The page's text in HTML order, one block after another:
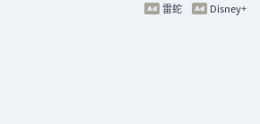
Disney+
雷蛇